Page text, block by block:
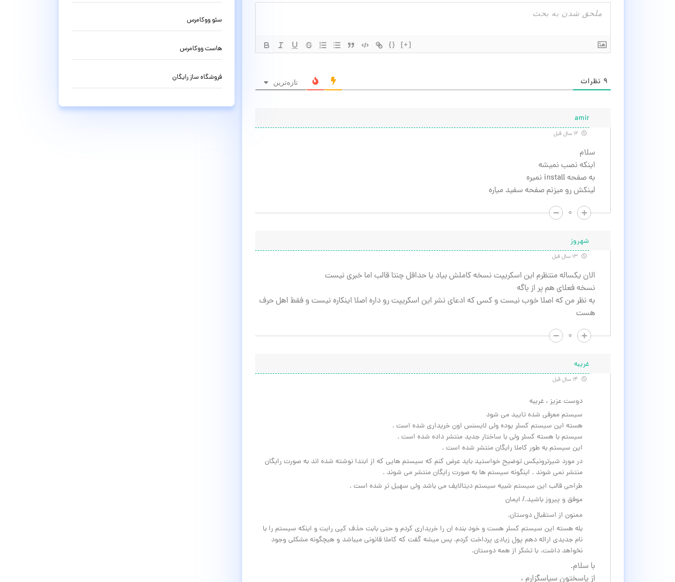
{} [+]
۹ نظرات تازه‌ترین
amir
سلام
اینکه نصب نمیشه
به صفحه install نمیره
لینکش رو میزنم صفحه سفید میاره
۰
شهروز
الان یکساله منتظرم این اسکریپت نسخه کاملش بیاد یا حداقل چنتا قالب اما خبری نیست
نسخه فعلای هم پر از باگه
به نظر من که اصلا خوب نیست و کسی که ادعای نشر این اسکریپت رو داره اصلا اینکاره نیست و فقط اهل حرف
هست
۰
غریبه
دوست عزیز ، غریبه
سیستم معرفی شده تایید می شود
هسته این سیستم کسلر بوده ولی لایسنس اون خریداری شده است .
سیستم با هسته کسلر ولی با ساختار جدید منتشر داده شده است .
این سیستم به طور کاملا رایگان منتشر شده است .
در مورد شیرترونیکس توضیح خواستید باید عرض کنم که سیستم هایی که از ابتدا نوشته شده اند به صورت رایگان
منتشر نمی شوند . اینگونه سیستم ها به صورت رایگان منتشر می شوند .
طراحی قالب این سیستم شبیه سیستم دیتالایف می باشد ولی سهیل تر شده است .
موفق و پیروز باشید./ ایمان
ممنون از استقبال دوستان.
بله هسته این سیستم کسلر هست و خود بنده ان را خریداری کردم و حتی بابت حذف کپی رایت و اینکه سیستم را با
نام جدیدی ارائه دهم پول زیادی پرداخت کردم. پس میشه گفت که کاملا قانونی میباشد و هیچگونه مشکلی وجود
نخواهد داشت. با تشکر از همه دوستان.
با سلام.
از پاسختون سپاسگزارم ،
سئو ووکامرس
هاست ووکامرس
فروشگاه ساز رایگان